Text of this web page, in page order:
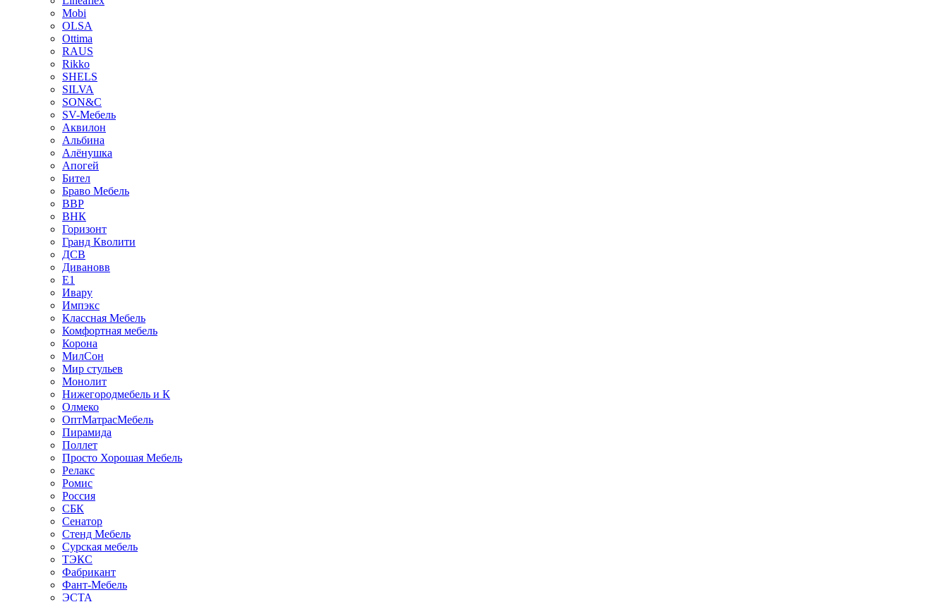
Mobi
OLSA
Ottima
RAUS
Rikko
SHELS
SILVA
SON&C
SV-Мебель
Аквилон
Альбина
Алёнушка
Апогей
Бител
Браво Мебель
ВВР
ВНК
Горизонт
Гранд Кволити
ДСВ
Дивановв
Е1
Ивару
Импэкс
Классная Мебель
Комфортная мебель
Корона
МилСон
Мир стульев
Монолит
Нижегородмебель и К
Олмеко
ОптМатрасМебель
Пирамида
Поллет
Просто Хорошая Мебель
Релакс
Ромис
Россия
СБК
Сенатор
Стенд Мебель
Сурская мебель
ТЭКС
Фабрикант
Фант-Мебель
ЭСТА